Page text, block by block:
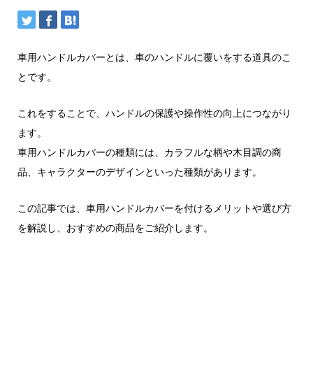
車用ハンドルカバーとは、車のハンドルに覆いをする道具のこ
とです。
これをすることで、ハンドルの保護や操作性の向上につながり
ます。
車用ハンドルカバーの種類には、カラフルな柄や木目調の商
品、キャラクターのデザインといった種類があります。
この記事では、車用ハンドルカバーを付けるメリットや選び方
を解説し、おすすめの商品をご紹介します。